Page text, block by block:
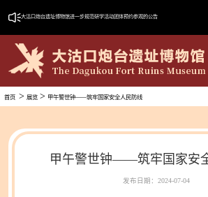
大沽口炮台遗址博物馆进一步规范研学活动团体预约参观的公告
首页 > 展览 > 甲午警世钟——筑牢国家安全人民防线
甲午警世钟——筑牢国家安
发布日期：2024-07-04